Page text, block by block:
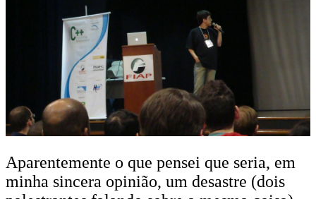
Aparentemente o que pensei que seria, em
minha sincera opinião, um desastre (dois